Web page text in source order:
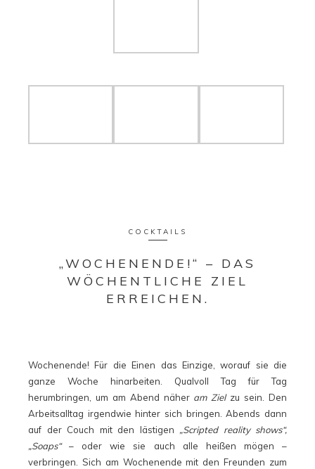
COCKTAILS
„WOCHENENDE!“ – DAS
WÖCHENTLICHE ZIEL
ERREICHEN.
Wochenende! Für die Einen das Einzige, worauf sie die
ganze Woche hinarbeiten. Qualvoll Tag für Tag
herumbringen, um am Abend näher am Zielzu sein. Den
Arbeitsalltag irgendwie hinter sich bringen. Abends dann
auf der Couch mit den lästigen „Scripted reality shows“,
„Soaps“– oder wie sie auch alle heißen mögen –
verbringen. Sich am Wochenende mit den Freunden zum